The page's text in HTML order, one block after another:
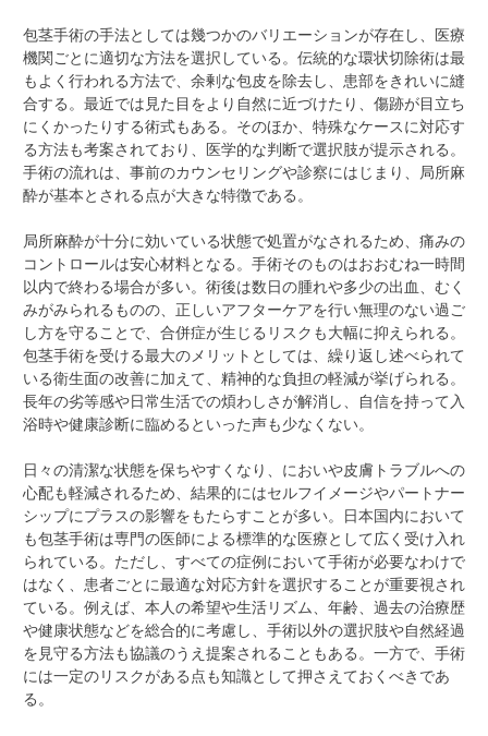
包茎手術の手法としては幾つかのバリエーションが存在し、医療
機関ごとに適切な方法を選択している。伝統的な環状切除術は最
もよく行われる方法で、余剰な包皮を除去し、患部をきれいに縫
合する。最近では見た目をより自然に近づけたり、傷跡が目立ち
にくかったりする術式もある。そのほか、特殊なケースに対応す
る方法も考案されており、医学的な判断で選択肢が提示される。
手術の流れは、事前のカウンセリングや診察にはじまり、局所麻
酔が基本とされる点が大きな特徴である。
局所麻酔が十分に効いている状態で処置がなされるため、痛みの
コントロールは安心材料となる。手術そのものはおおむね一時間
以内で終わる場合が多い。術後は数日の腫れや多少の出血、むく
みがみられるものの、正しいアフターケアを行い無理のない過ご
し方を守ることで、合併症が生じるリスクも大幅に抑えられる。
包茎手術を受ける最大のメリットとしては、繰り返し述べられて
いる衛生面の改善に加えて、精神的な負担の軽減が挙げられる。
長年の劣等感や日常生活での煩わしさが解消し、自信を持って入
浴時や健康診断に臨めるといった声も少なくない。
日々の清潔な状態を保ちやすくなり、においや皮膚トラブルへの
心配も軽減されるため、結果的にはセルフイメージやパートナー
シップにプラスの影響をもたらすことが多い。日本国内において
も包茎手術は専門の医師による標準的な医療として広く受け入れ
られている。ただし、すべての症例において手術が必要なわけで
はなく、患者ごとに最適な対応方針を選択することが重要視され
ている。例えば、本人の希望や生活リズム、年齢、過去の治療歴
や健康状態などを総合的に考慮し、手術以外の選択肢や自然経過
を見守る方法も協議のうえ提案されることもある。一方で、手術
には一定のリスクがある点も知識として押さえておくべきであ
る。